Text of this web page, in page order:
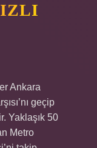
Ankara
geçip
Yaklaşık 50
Metro